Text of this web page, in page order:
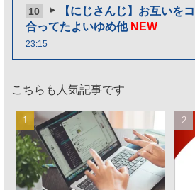
10
【にじさんじ】お互いを
合ってたよいゆめ他 NEW
23:15
こちらも人気記事です